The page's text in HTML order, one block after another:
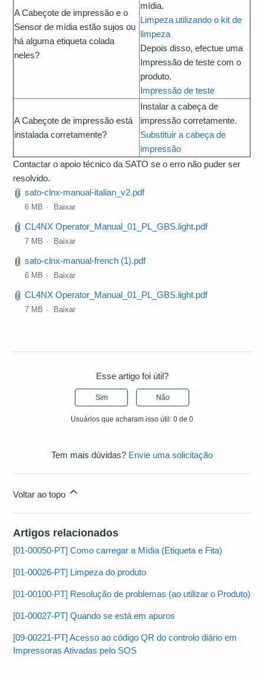
A Cabeçote de impressão e o
Sensor de mídia estão sujos ou
há alguma etiqueta colada
neles?
mídia.
Limpeza utilizando o kit de
limpeza
Depois disso, efectue uma
Impressão de teste com o
produto.
Impressão de teste
A Cabeçote de impressão está
instalada corretamente?
Instalar a cabeça de
impressão corretamente.
Substituir a cabeça de
impressão
Contactar o apoio técnico da SATO se o erro não puder ser
resolvido.
sato-clnx-manual-italian_v2.pdf
6 MB Baixar
CL4NX Operator_Manual_01_PL_GBS.light.pdf
7 MB Baixar
sato-clnx-manual-french (1).pdf
6 MB Baixar
CL4NX Operator_Manual_01_PL_GBS.light.pdf
7 MB Baixar
Esse artigo foi útil?
Sim Não
Usuários que acharam isso útil: 0 de 0
Tem mais dúvidas? Envie uma solicitação
Voltar ao topo
Artigos relacionados
[01-00050-PT] Como carregar a Mídia (Etiqueta e Fita)
[01-00026-PT] Limpeza do produto
[01-00100-PT] Resolução de problemas (ao utilizar o Produto)
[01-00027-PT] Quando se está em apuros
[09-00221-PT] Acesso ao código QR do controlo diário em
Impressoras Ativadas pelo SOS